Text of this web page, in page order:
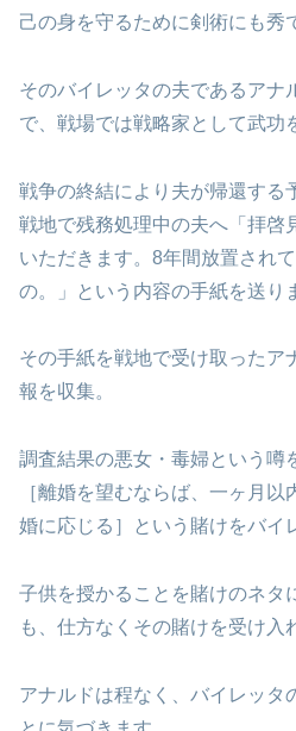
己の身を守るために剣術にも秀
そのバイレッタの夫であるアナ
で、戦場では戦略家として武功
戦争の終結により夫が帰還する
戦地で残務処理中の夫へ「拝啓
いただきます。8年間放置され
の。」という内容の手紙を送り
その手紙を戦地で受け取ったア
報を収集。
調査結果の悪女・毒婦という噂
［離婚を望むならば、一ヶ月
婚に応じる］という賭けをバイ
子供を授かることを賭けのネタ
も、仕方なくその賭けを受け入
アナルドは程なく、バイレッタ